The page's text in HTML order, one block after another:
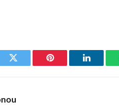
Twitter Pinterest LinkedIn